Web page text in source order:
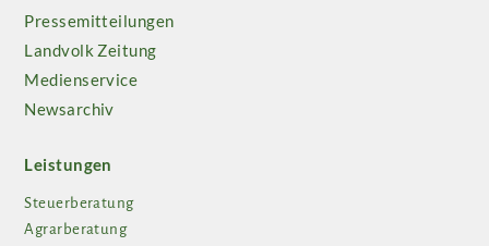
Pressemitteilungen
Landvolk Zeitung
Medienservice
Newsarchiv
Leistungen
Steuerberatung
Agrarberatung